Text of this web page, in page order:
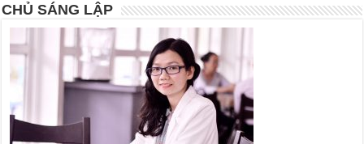
CHỦ SÁNG LẬP